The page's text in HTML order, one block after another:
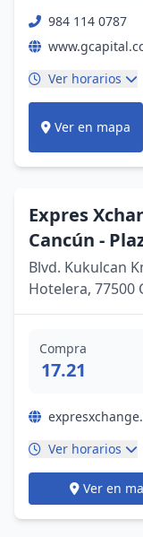
984 114 0787
Ver horarios
Ver en mapa
Expres
Cancún -
Blvd. Kukulcan
Hotelera, 77500
Compra
17.21
Ver horarios
Ver en